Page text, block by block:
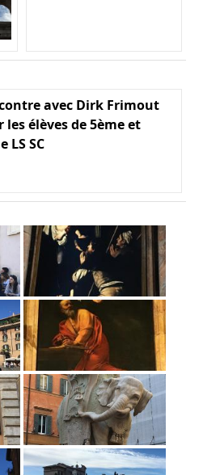
avec Dirk Frimout
les élèves de 5ème et
LS SC